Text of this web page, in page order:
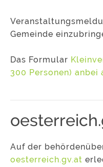
Gemeinde
Das Formular
300 Personen) anbei
Auf der
oesterreich.gv.at